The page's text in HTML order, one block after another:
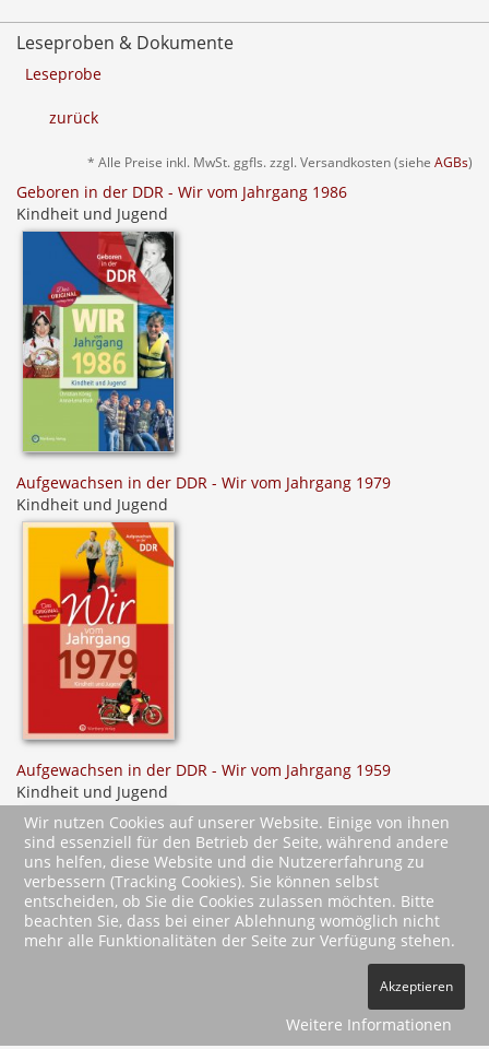
Leseproben & Dokumente
Leseprobe
zurück
* Alle Preise inkl. MwSt. ggfls. zzgl. Versandkosten (siehe AGBs)
Geboren in der DDR - Wir vom Jahrgang 1986
Kindheit und Jugend
Aufgewachsen in der DDR - Wir vom Jahrgang 1979
Kindheit und Jugend
Aufgewachsen in der DDR - Wir vom Jahrgang 1959
Kindheit und Jugend
Vertrag widerrufen
Wir nutzen Cookies auf unserer Website. Einige von ihnen
sind essenziell für den Betrieb der Seite, während andere
uns helfen, diese Website und die Nutzererfahrung zu
verbessern (Tracking Cookies). Sie können selbst
entscheiden, ob Sie die Cookies zulassen möchten. Bitte
beachten Sie, dass bei einer Ablehnung womöglich nicht
mehr alle Funktionalitäten der Seite zur Verfügung stehen.
Akzeptieren
Weitere Informationen